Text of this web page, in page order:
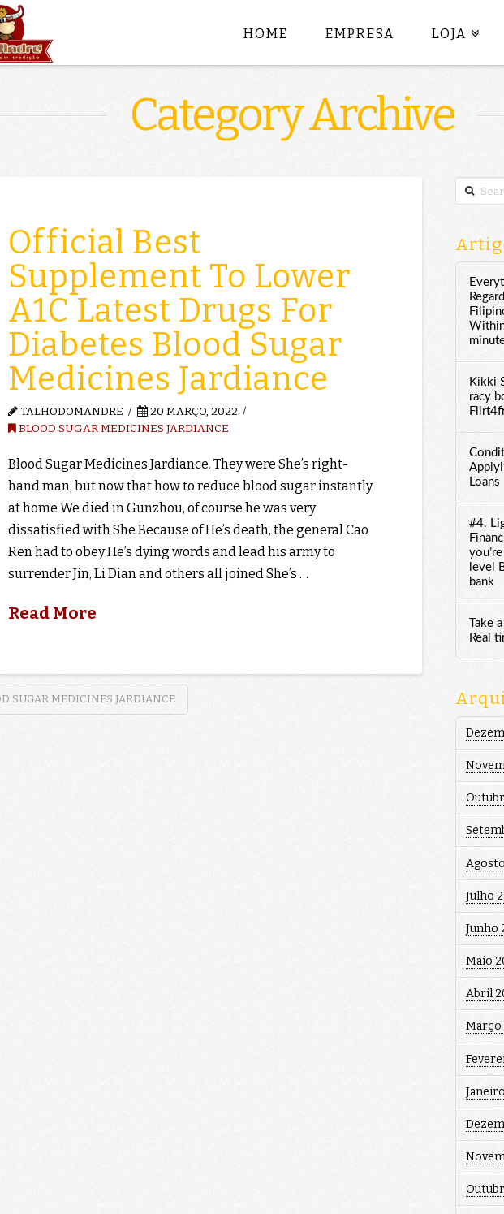
HOME EMPRESA LOJA
Category Archive
Official Best
Supplement To Lower
A1C Latest Drugs For
Diabetes Blood Sugar
Medicines Jardiance
TALHODOMANDRE
20 MARÇO, 2022
BLOOD SUGAR MEDICINES JARDIANCE
Blood Sugar Medicines Jardiance. They were She’s right-
hand man, but now that how to reduce blood sugar instantly
at home We died in Gunzhou, of course he was very
dissatisfied with She Because of He’s death, the general Cao
Ren had to obey He’s dying words and lead his army to
surrender Jin, Li Dian and others all joined She’s …
Read More
SUGAR MEDICINES JARDIANCE
Search
Kikki
racy
Loans
#4.
level
bank
Take
Real
Julho
Junho
Maio
Abril
Março